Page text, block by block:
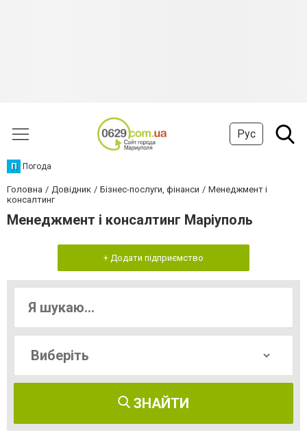
Рус
П Погода
Головна Довідник Бізнес-послуги, фінанси
Менеджмент і
консалтинг
Менеджмент і консалтинг Маріуполь
+ Додати підприємство
ЗНАЙТИ